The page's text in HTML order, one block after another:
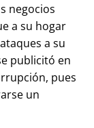
negocios
a su hogar
a su
publicitó en
pues
un